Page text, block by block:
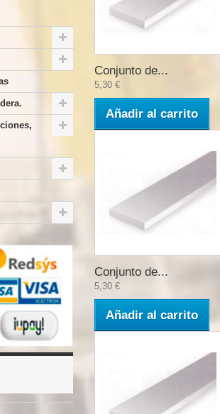
Conjunto de...
5,30 €
Añadir al carrito
Conjunto de...
5,30 €
Añadir al carrito